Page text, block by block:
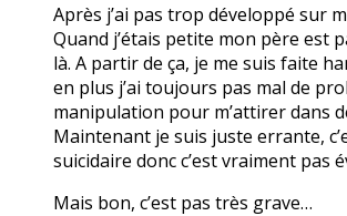
Après j’ai pas trop développé sur
Quand j’étais petite mon père est
là. A partir de ça, je me suis faite
en plus j’ai toujours pas mal de
manipulation pour m’attirer dans
Maintenant je suis juste errante,
suicidaire donc c’est vraiment pas
Mais bon, c’est pas très grave…